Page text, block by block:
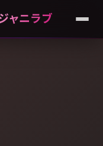
ャニラブ